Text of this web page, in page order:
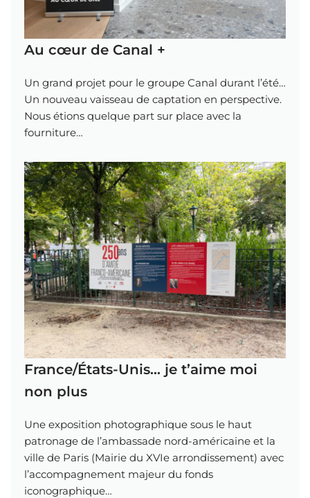
Au cœur de Canal +
Un grand projet pour le groupe Canal durant l’été…
Un nouveau vaisseau de captation en perspective.
Nous étions quelque part sur place avec la
fourniture…
France/États-Unis… je t’aime moi
non plus
Une exposition photographique sous le haut
patronage de l’ambassade nord-américaine et la
ville de Paris (Mairie du XVIe arrondissement) avec
l’accompagnement majeur du fonds
iconographique…